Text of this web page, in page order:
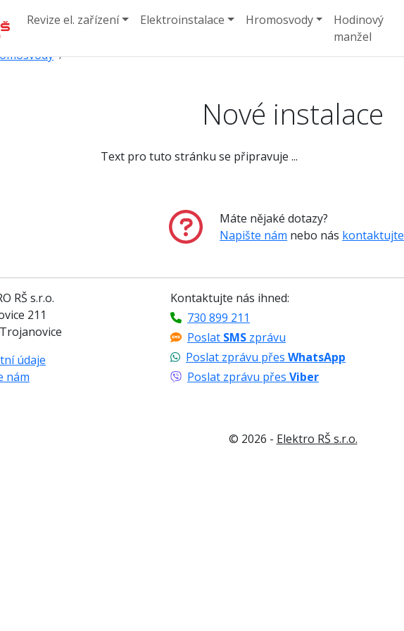
Revize el. zařízení Elektroinstalace Hromosvody
Hodinový
manžel
Nové instalace
Text pro tuto stránku se připravuje ...
Máte nějaké dotazy?
Napište nám nebo nás kontaktujte
RŠ s.r.o.
211
údaje
nám
Kontaktujte nás ihned:
730 899 211
Poslat SMS zprávu
Poslat zprávu přes WhatsApp
Poslat zprávu přes Viber
© 2026 - Elektro RŠ s.r.o.